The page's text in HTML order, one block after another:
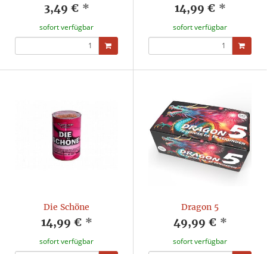
3,49 € *
sofort verfügbar
14,99 € *
sofort verfügbar
Die Schöne
14,99 € *
sofort verfügbar
Dragon 5
49,99 € *
sofort verfügbar